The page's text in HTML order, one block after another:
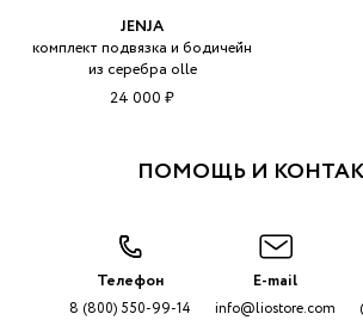
JENJA
комплект подвязка и бодичейн
из серебра olle
24 000 ₽
ПОМОЩЬ И
Телефон
8 (800) 550-99-14
E-mail
info@liostore.com